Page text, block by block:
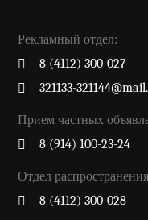
Рекламный отдел:
8 (4112) 300-027
321133-
Прием частных
8 (914) 100-23-24
Отдел
8 (4112) 300-028